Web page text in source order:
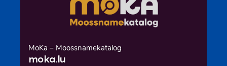
MoKa – Moossnamekatalog
moka.lu